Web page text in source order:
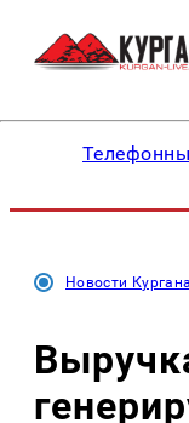
Новости Кургана